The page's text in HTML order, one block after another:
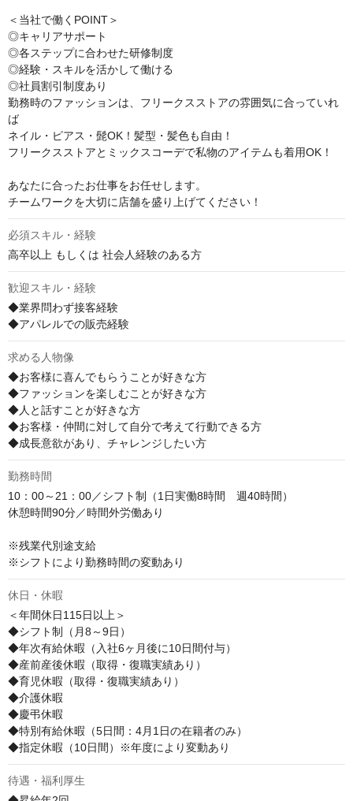
＜当社で働くPOINT＞
◎キャリアサポート
◎各ステップに合わせた研修制度
◎経験・スキルを活かして働ける
◎社員割引制度あり
勤務時のファッションは、フリークスストアの雰囲気に合っていれ
ば
ネイル・ピアス・髭OK！髪型・髪色も自由！
フリークスストアとミックスコーデで私物のアイテムも着用OK！
あなたに合ったお仕事をお任せします。
チームワークを大切に店舗を盛り上げてください！
必須スキル・経験
高卒以上 もしくは 社会人経験のある方
歓迎スキル・経験
◆業界問わず接客経験
◆アパレルでの販売経験
求める人物像
◆お客様に喜んでもらうことが好きな方
◆ファッションを楽しむことが好きな方
◆人と話すことが好きな方
◆お客様・仲間に対して自分で考えて行動できる方
◆成長意欲があり、チャレンジしたい方
勤務時間
10：00～21：00／シフト制（1日実働8時間　週40時間）
休憩時間90分／時間外労働あり
※残業代別途支給
※シフトにより勤務時間の変動あり
休日・休暇
＜年間休日115日以上＞
◆シフト制（月8～9日）
◆年次有給休暇（入社6ヶ月後に10日間付与）
◆産前産後休暇（取得・復職実績あり）
◆育児休暇（取得・復職実績あり）
◆介護休暇
◆慶弔休暇
◆特別有給休暇（5日間：4月1日の在籍者のみ）
◆指定休暇（10日間）※年度により変動あり
待遇・福利厚生